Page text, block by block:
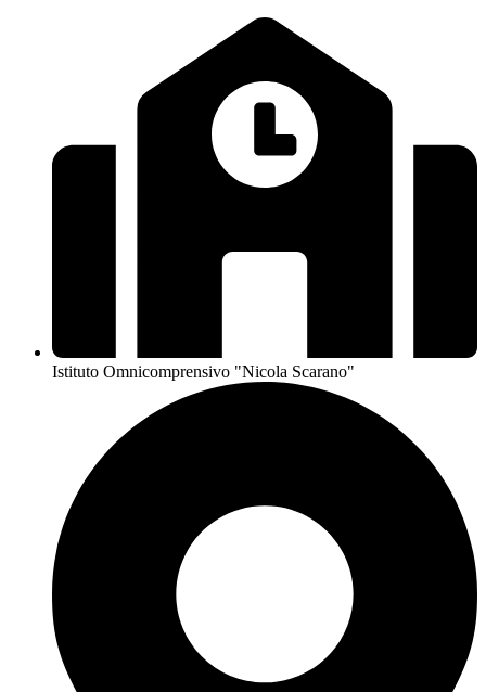
Istituto Omnicomprensivo "Nicola Scarano"